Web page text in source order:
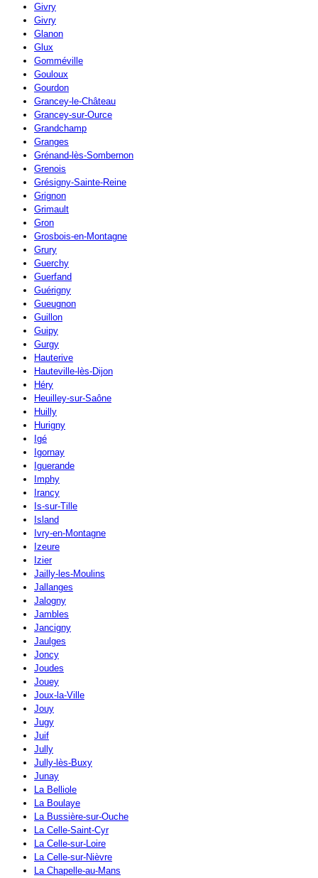
Givry
Givry
Glanon
Glux
Gomméville
Gouloux
Gourdon
Grancey-le-Château
Grancey-sur-Ource
Grandchamp
Granges
Grénand-lès-Sombernon
Grenois
Grésigny-Sainte-Reine
Grignon
Grimault
Gron
Grosbois-en-Montagne
Grury
Guerchy
Guerfand
Guérigny
Gueugnon
Guillon
Guipy
Gurgy
Hauterive
Hauteville-lès-Dijon
Héry
Heuilley-sur-Saône
Huilly
Hurigny
Igé
Igornay
Iguerande
Imphy
Irancy
Is-sur-Tille
Island
Ivry-en-Montagne
Izeure
Izier
Jailly-les-Moulins
Jallanges
Jalogny
Jambles
Jancigny
Jaulges
Joncy
Joudes
Jouey
Joux-la-Ville
Jouy
Jugy
Juif
Jully
Jully-lès-Buxy
Junay
La Belliole
La Boulaye
La Bussière-sur-Ouche
La Celle-Saint-Cyr
La Celle-sur-Loire
La Celle-sur-Nièvre
La Chapelle-au-Mans